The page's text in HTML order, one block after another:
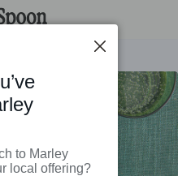
to Marley
local offering?